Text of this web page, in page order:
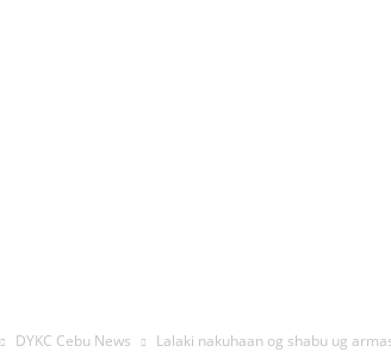
DYKC Cebu News Lalaki nakuhaan og shabu ug